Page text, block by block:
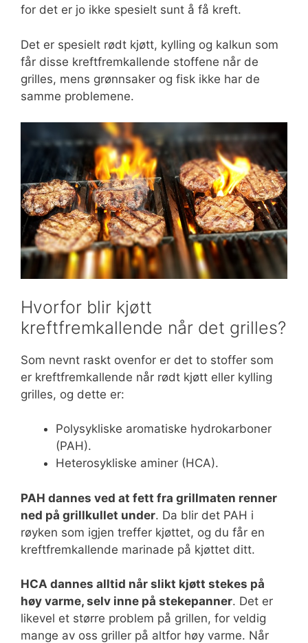
for det er jo ikke spesielt sunt å få kreft.
Det er spesielt rødt kjøtt, kylling og kalkun som
får disse kreftfremkallende stoffene når de
grilles, mens grønnsaker og fisk ikke har de
samme problemene.
Hvorfor blir kjøtt
kreftfremkallende når det grilles?
Som nevnt raskt ovenfor er det to stoffer som
er kreftfremkallende når rødt kjøtt eller kylling
grilles, og dette er:
Polysykliske aromatiske hydrokarboner
(PAH).
Heterosykliske aminer (HCA).
PAH dannes ved at fett fra grillmaten renner
ned på grillkullet under. Da blir det PAH i
røyken som igjen treffer kjøttet, og du får en
kreftfremkallende marinade på kjøttet ditt.
HCA dannes alltid når slikt kjøtt stekes på
høy varme, selv inne på stekepanner. Det er
likevel et større problem på grillen, for veldig
mange av oss griller på altfor høy varme. Når